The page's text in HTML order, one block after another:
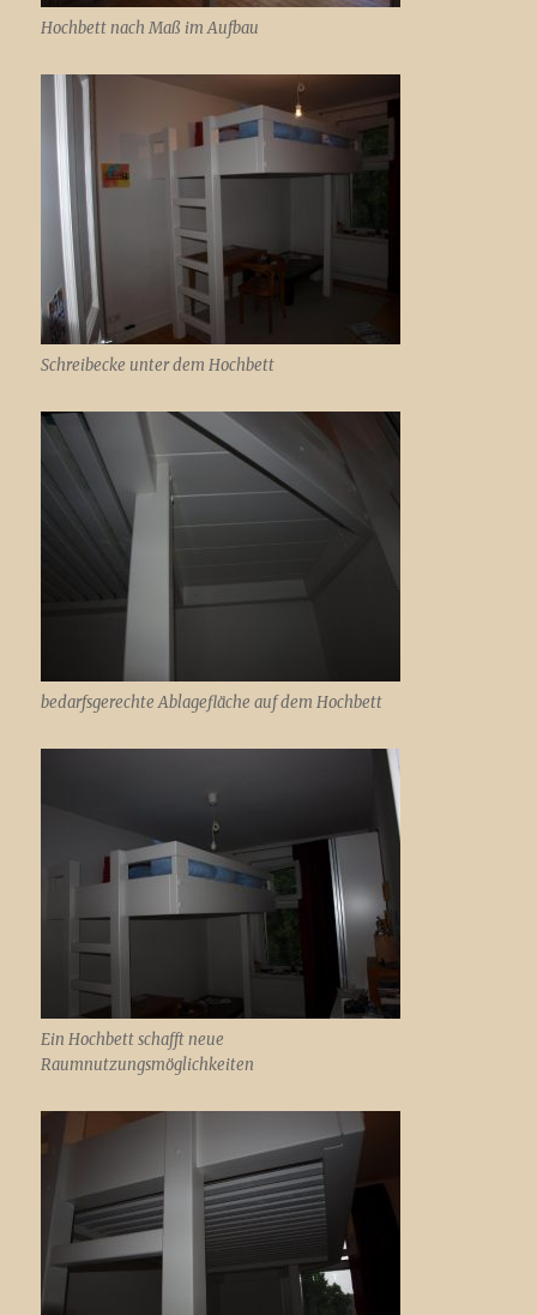
Hochbett nach Maß im Aufbau
Schreibecke unter dem Hochbett
bedarfsgerechte Ablagefläche auf dem Hochbett
Ein Hochbett schafft neue
Raumnutzungsmöglichkeiten